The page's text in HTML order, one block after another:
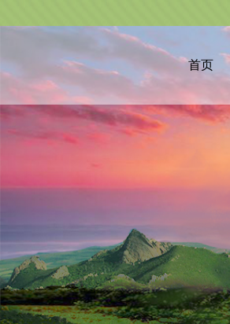
首页